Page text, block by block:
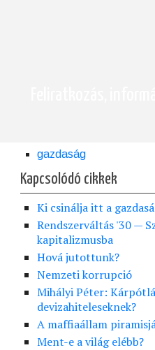
gazdaság
Kapcsolódó cikkek
Ki csinálja itt a
Rendszerváltás '30 —
kapitalizmusba
Hová jutottunk?
Nemzeti korrupció
Mihályi Péter:
devizahiteleseknek?
A maffiaállam
Ment-e a világ elébb?